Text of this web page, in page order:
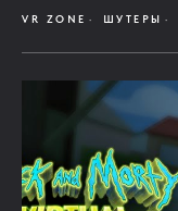
VR ZONE ШУТЕРЫ